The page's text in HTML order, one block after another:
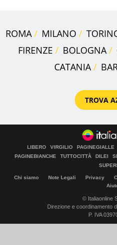
ROMA MILANO
FIRENZE
BOLOGNA
CATANIA
TROVA
LIBERO VIRGILIO PAGINEGIALLE
PAGINEBIANCHE
TUTTOCITTÀ DILEI
Chi siamo Note Legali Privacy
© Italiaonline
Direzione e coordinamento
P. IVA